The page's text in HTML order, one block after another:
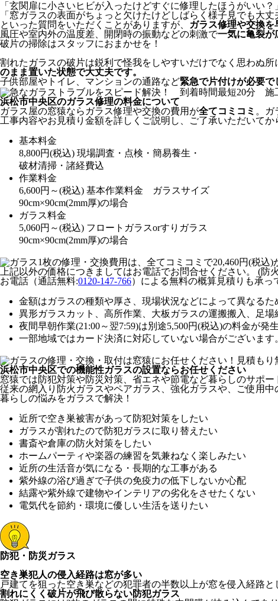
「玄関扉に小さいヒビが入ったけどすぐに修理したほうがいい？
「窓ガラスの表面がちょっと欠けたけどしばらく様子見でも大丈
といった質問をいただくことがありますが、
ガラス修理や交換
風圧や室内外の温度差、開閉時の振動などの刺激で一気に亀裂が
破片の掃除はスタッフにおまかせを！
割れたガラスの破片は鋭利で怪我をしやすいだけでなく思わぬ
のまま置いた状態で大丈夫です。
子供部屋やトイレ、マンションの通路など緊急で片付けが必要で
浜松市中央区のガラス修理の料金について
ガラス屋の窓猿ならガラス修理や交換の費用が全てコミコミ 。ガ
工事内容やお見積り金額を詳しくご説明し、ご了承いただいて
基本料金
8,800円(税込) 現場調査・点検・簡易養生・
破材清掃・諸経費込
作業料金
6,600円～(税込) 基本作業料金 ガラスサイズ
90cm×90cm(2mm厚)の場合
ガラス料金
5,060円～(税込) フロートガラスorすりガラス
90cm×90cm(2mm厚)の場合
上記以外の価格につきましてはお電話でお問合せください。
(防
お電話（通話無料:0120-147-766）による無料の概算見積りも承っ
金額はガラスの種類や厚さ、現場状況などによって異なるた
異形ガラスカット、高所作業、大板ガラスの運搬搬入、足
夜間早朝作業(21:00～翌7:59)は別途5,500円(税込)の料金が発
一部地域ではカード決済に対応していない場合がございま
浜松市中央区での機能性ガラスの設置ならお任せください
窓猿では防犯対策や防災対策、省エネや節電など暮らしのサポ
従来の網入り防火ガラスやペアガラス、強化ガラスや、ご使用
暮らしの悩みをガラスで解決！
近所で空き巣被害があって防犯対策をしたい
ガラスが割れたので防犯ガラスに取り替えたい
書斎や倉庫の防火対策をしたい
ホームパーティや楽器の練習を気兼ねなく楽しみたい
近所の生活音が気になる・長期的な工事がある
紫外線の浴び過ぎで子供の免疫力の低下しないか心配
結露や紫外線で建物やインテリアの劣化をさせたくない
電気代を節約・環境に優しい生活を送りたい
防犯・防災ガラス
空き巣犯人の侵入経路は窓が多い
戸建てを狙った空き巣などの犯罪者の半数以上が窓を侵入経路
割れにくく破片が飛び散らない防犯ガラス